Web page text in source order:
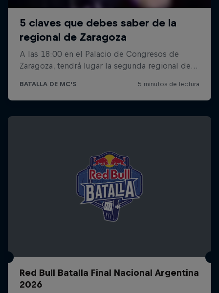
Red Bull Batalla Final Nacional Argentina
2026